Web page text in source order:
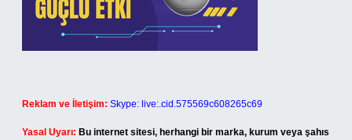
Reklam ve İletişim: Skype: live:.cid.575569c608265c69
Yasal Uyarı: Bu internet sitesi, herhangi bir marka, kurum veya şahıs